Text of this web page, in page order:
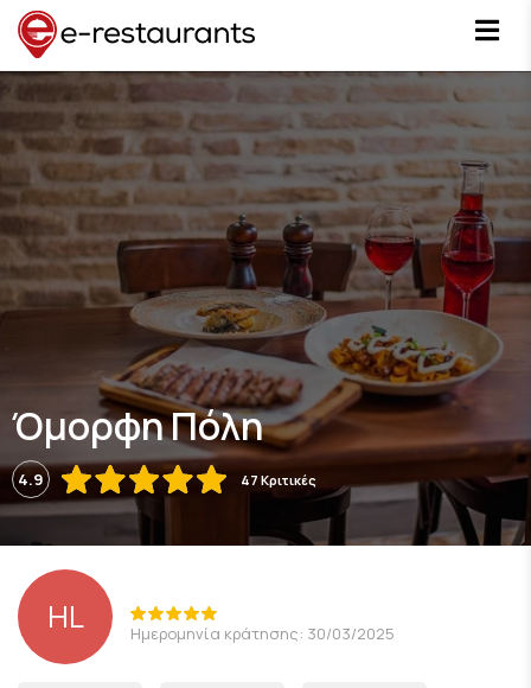
Όμορφη Πόλη
4.9 47 Κριτικές
HL Ημερομηνία κράτησης: 30/03/2025